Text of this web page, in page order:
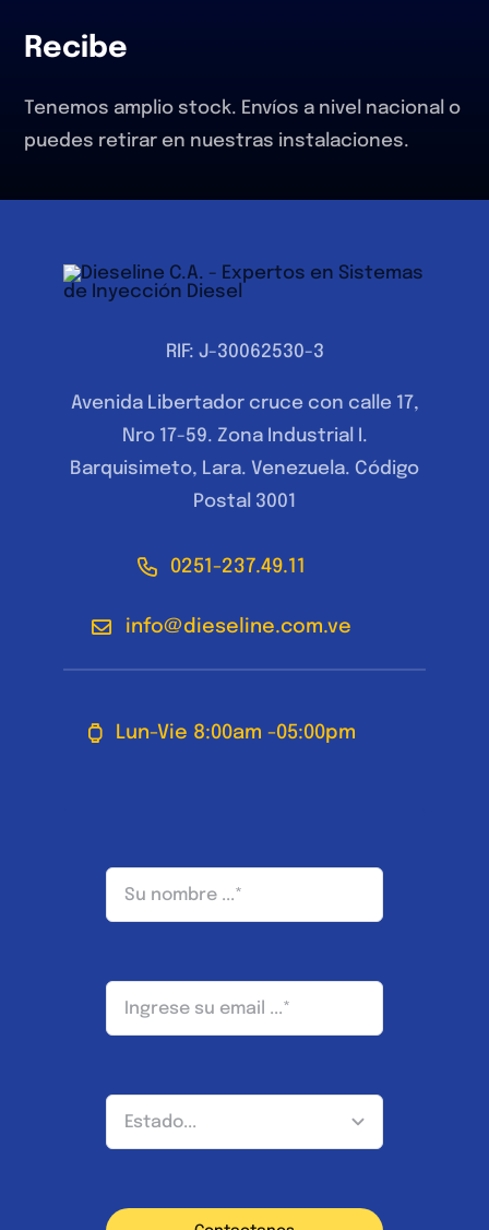
Recibe
Tenemos amplio stock. Envíos a nivel nacional o
puedes retirar en nuestras instalaciones.
RIF: J-30062530-3
Avenida Libertador cruce con calle 17,
Nro 17-59. Zona Industrial I.
Barquisimeto, Lara. Venezuela. Código
Postal 3001
0251-237.49.11
info@dieseline.com.ve
Lun-Vie 8:00am -05:00pm